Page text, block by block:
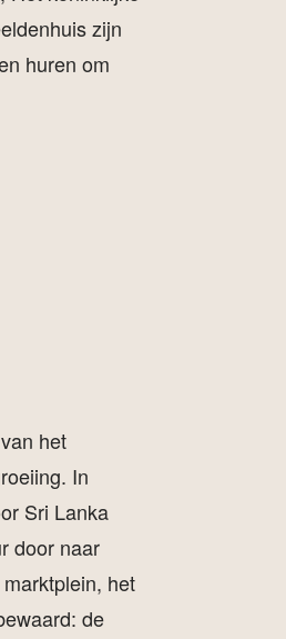
zijn
huren om
het
In
Sri Lanka
door naar
het
de